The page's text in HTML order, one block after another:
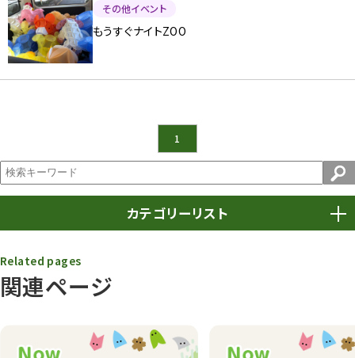
その他イベント
もうすぐナイトZOO
1
カテゴリーリスト
動物園
動物園その他 117
関連ページ
Related pages